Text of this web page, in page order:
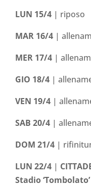
LUN 15/4 | riposo
MAR 16/4 |
MER 17/4 |
GIO 18/4 |
VEN 19/4 |
SAB 20/4 |
DOM 21/4 |
LUN 22/4 |
Stadio